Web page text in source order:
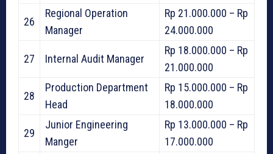
26
Regional Operation
Manager
Rp 21.000.000 – Rp
24.000.000
27 Internal Audit Manager
Rp 18.000.000 – Rp
21.000.000
28
Production Department
Head
Rp 15.000.000 – Rp
18.000.000
29
Junior Engineering
Manger
Rp 13.000.000 – Rp
17.000.000